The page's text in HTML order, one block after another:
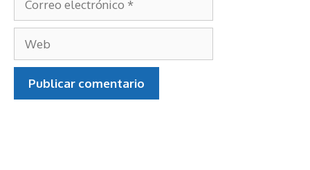
Correo
electrónico
Web